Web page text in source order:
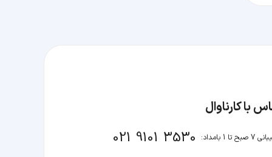
با کارناوال
تا 1 بامداد: 021 9101 3530